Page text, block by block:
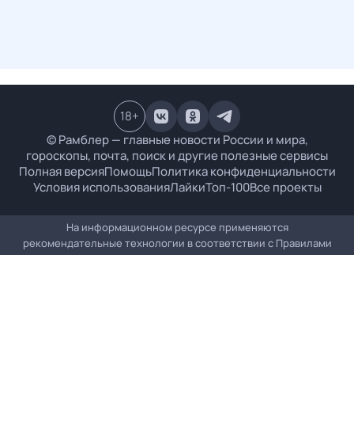
© Рамблер — главные новости России и мира,
гороскопы, почта, поиск и другие полезные сервисы
Полная версияПомощьПолитика конфиденциальности
Условия использованияЛайкиТоп-100Все проекты
18+
На информационном ресурсе применяются
рекомендательные технологии в соответствии с Правилами